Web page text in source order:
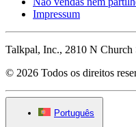
Impressum
Talkpal, Inc., 2810 N
© 2026 Todos os direitos
Português